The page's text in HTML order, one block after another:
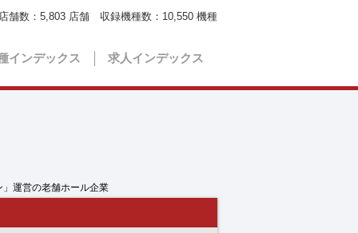
インデックス 求人インデックス
舗数： 5,803 店舗 収録機種数： 10,550 機種
運営の老舗ホール企業